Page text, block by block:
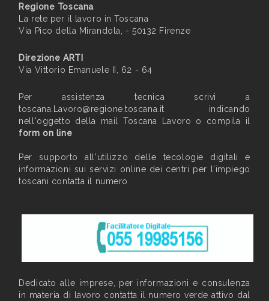
Regione Toscana
La rete per il lavoro in Toscana
Via Pico della Mirandola, - 50132 Firenze
Direzione ARTI
Via Vittorio Emanuele II, 62 - 64
Per assistenza tecnica scrivi a
toscana.Lavoro@regione.toscana.it indicando
nell'oggetto della mail Toscana Lavoro o compila il
form on line
Per supporto all'utilizzo delle tecologie digitali e
informazioni sui servizi online dei centri per l'impiego
toscani contatta il numero
Dedicato alle imprese, per informazioni e consulenza
in materia di lavoro contatta il numero verde attivo dal